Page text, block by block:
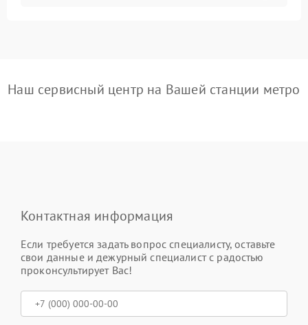
Наш сервисный центр на Вашей станции метро
Контактная информация
Если требуется задать вопрос специалисту, оставьте
свои данные и дежурный специалист с радостью
проконсультирует Вас!